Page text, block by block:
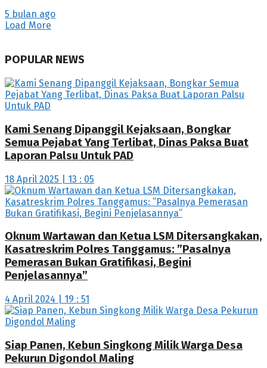
5 bulan ago
Load More
POPULAR NEWS
Kami Senang Dipanggil Kejaksaan, Bongkar
Semua Pejabat Yang Terlibat, Dinas Paksa Buat
Laporan Palsu Untuk PAD
18 April 2025 | 13 : 05
Oknum Wartawan dan Ketua LSM Ditersangkakan,
Kasatreskrim Polres Tanggamus: ”Pasalnya
Pemerasan Bukan Gratifikasi, Begini
Penjelasannya”
4 April 2024 | 19 : 51
Siap Panen, Kebun Singkong Milik Warga Desa
Pekurun Digondol Maling